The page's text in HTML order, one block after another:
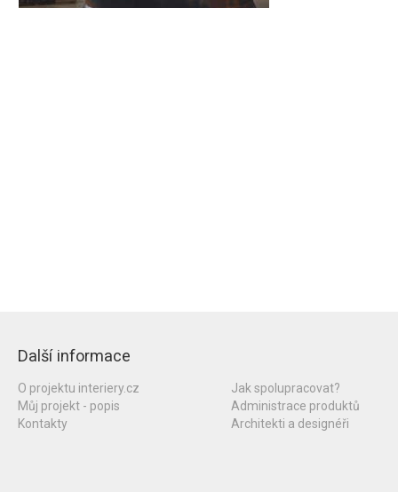
Další informace
O projektu interiery.cz
Můj projekt - popis
Kontakty
Jak spolupracovat?
Administrace produktů
Architekti a designéři